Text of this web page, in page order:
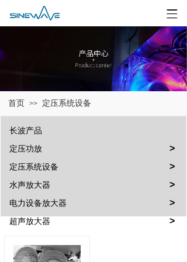
首页 >> 定压系统设备
长波产品
定压功放
>
定压系统设备 >
水声放大器 >
电力设备放大器 >
超声放大器 >